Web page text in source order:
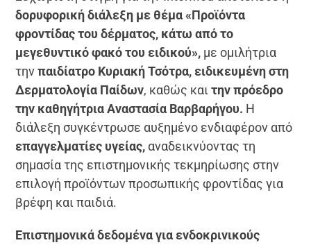
δορυφορική διάλεξη με θέμα «Προϊόντα
φροντίδας του δέρματος, κάτω από το
μεγεθυντικό φακό του ειδικού», με ομιλήτρια
τηνπαιδίατρο Κυριακή Τσότρα, ειδικευμένη στη
Δερματολογία Παίδων, καθώς και την πρόεδρο
την καθηγήτρια Αναστασία Βαρβαρήγου. Η
διάλεξη συγκέντρωσε αυξημένο ενδιαφέρον από
επαγγελματίες υγείας, αναδεικνύοντας τη
σημασία της επιστημονικής τεκμηρίωσης στην
επιλογή προϊόντων προσωπικής φροντίδας για
βρέφη και παιδιά.
Επιστημονικά δεδομένα για ενδοκρινικούς